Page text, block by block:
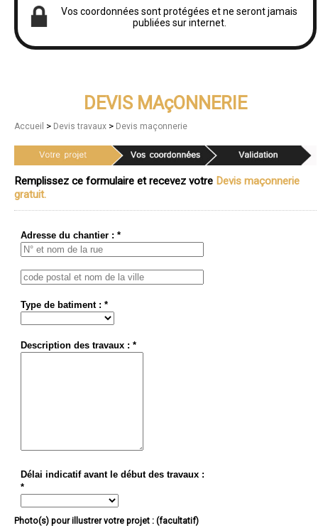
Vos coordonnées sont protégées et ne seront jamais
publiées sur internet.
DEVIS MAçONNERIE
Accueil > Devis travaux > Devis maçonnerie
Remplissez ce formulaire et recevez votre Devis maçonnerie
gratuit.
Adresse du chantier : *
Type de batiment : *
Description des travaux : *
Délai indicatif avant le début des travaux :
*
Photo(s) pour illustrer votre projet : (facultatif)